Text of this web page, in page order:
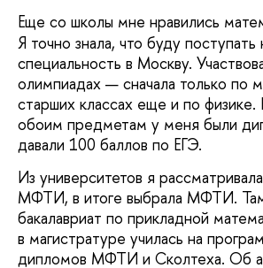
Еще со школы мне нравились
Я точно знала, что буду
специальность в Москву.
олимпиадах — сначала только по
старших классах еще и по физике.
обоим предметам у меня были
давали 100 баллов по ЕГЭ.
Из университетов я
МФТИ, в итоге выбрала МФТИ. Там
бакалавриат по прикладной
в магистратуре училась на
дипломов МФТИ и Сколтеха. Об